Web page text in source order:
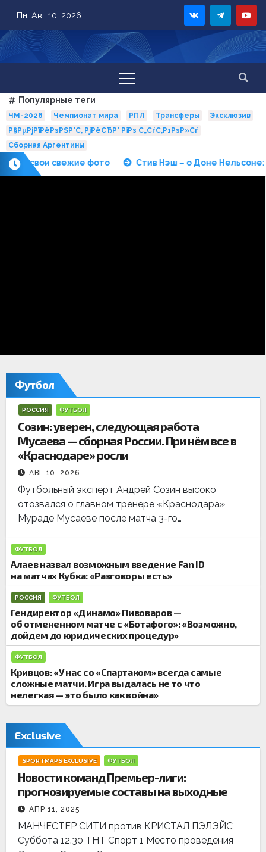
content
Пн. Авг 10, 2026
Популярные теги
ЧМ-2026 Чемпионат мира РПЛ Трансферы
Эксклюзив
Р§РµРјРїРёРѕРЅР°С‚ РјРёСЂР° РїРѕ С„СѓС‚Р±РѕР»Сѓ
Сборная Аргентины
е
н
о
и
свои свежие фото Стив Нэш – о Доне Нельсоне: он
Футбол
РОССИЯ ФУТБОЛ
Созин: уверен, следующая работа
Мусаева — сборная России. При нём все в
«Краснодаре» росли
АВГ 10, 2026
Футбольный эксперт Андрей Созин высоко
отозвался о главном тренере «Краснодара»
Мураде Мусаеве после матча 3-го…
ФУТБОЛ
Алаев назвал возможным введение Fan ID
на матчах Кубка: «Разговоры есть»
РОССИЯ ФУТБОЛ
Гендиректор «Динамо» Пивоваров —
об отмененном матче с «Ботафого»: «Возможно,
дойдем до юридических процедур»
ФУТБОЛ
Кривцов: «У нас со «Спартаком» всегда самые
сложные матчи. Игра выдалась не то что
нелегкая — это было как война»
Exclusive
SPORTMAPS EXCLUSIVE ФУТБОЛ
Новости команд Премьер-лиги:
прогнозируемые составы на выходные
АПР 11, 2025
МАНЧЕСТЕР СИТИ против КРИСТАЛ ПЭЛЭЙС
Суббота 12.30 ТНТ Спорт 1 Место проведения